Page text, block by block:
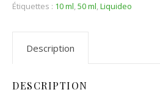
Étiquettes : 10 ml,50 ml,Liquideo
Description
DESCRIPTION